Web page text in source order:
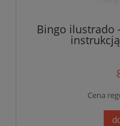
Bingo ilustrado
Cena